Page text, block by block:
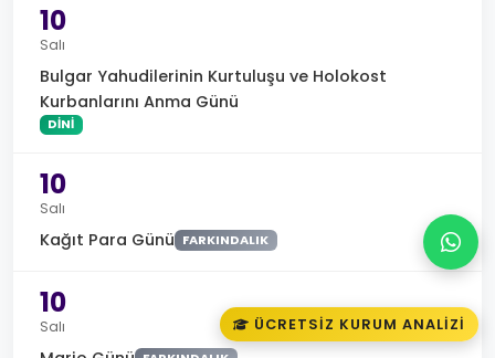
10
Salı
Bulgar Yahudilerinin Kurtuluşu ve Holokost
Kurbanlarını Anma Günü
DINI
10
Salı
Kağıt Para Günü FARKINDALIK
10
Salı ÜCRETSIZ KURUM ANALIZI